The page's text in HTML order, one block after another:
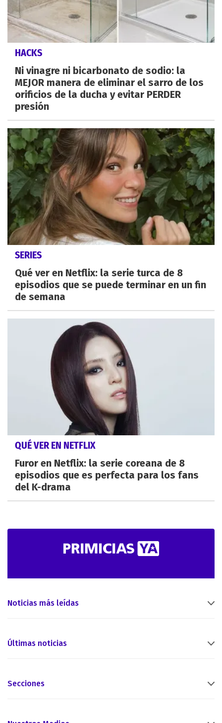
HACKS
Ni vinagre ni bicarbonato de sodio: la
MEJOR manera de eliminar el sarro de los
orificios de la ducha y evitar PERDER
presión
SERIES
Qué ver en Netflix: la serie turca de 8
episodios que se puede terminar en un fin
de semana
QUÉ VER EN NETFLIX
Furor en Netflix: la serie coreana de 8
episodios que es perfecta para los fans
del K-drama
Noticias más leídas
Últimas noticias
Secciones